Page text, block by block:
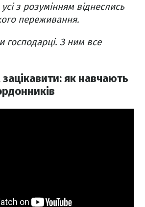
з розумінням віднеслись
переживання.
господарці. З ним все
як навчають